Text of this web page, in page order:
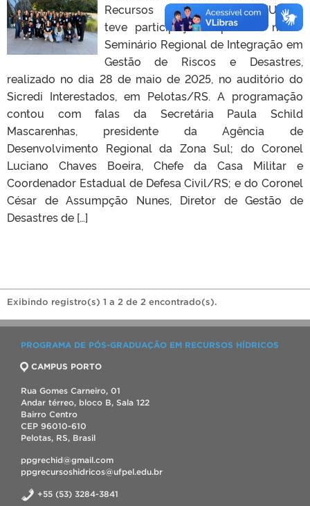
Recursos Hídricos (PPGRH/UFPel)
teve participação expressiva no 1º
Seminário Regional de Integração em
Gestão de Riscos e Desastres,
realizado no dia 28 de maio de 2025, no auditório do
Sicredi Interestados, em Pelotas/RS. A programação
contou com falas da Secretária Paula Schild
Mascarenhas, presidente da Agência de
Desenvolvimento Regional da Zona Sul; do Coronel
Luciano Chaves Boeira, Chefe da Casa Militar e
Coordenador Estadual de Defesa Civil/RS; e do Coronel
César de Assumpção Nunes, Diretor de Gestão de
Desastres de […]
Exibindo registro(s) 1 a 2 de 2 encontrado(s).
PROGRAMA DE PÓS-GRADUAÇÃO EM RECURSOS HÍDRICOS
CAMPUS PORTO
Rua Gomes Carneiro, 01
Andar térreo, bloco B, Sala 122
Bairro Centro
CEP 96010-610
Pelotas, RS, Brasil
ppgrechid@gmail.com
ppgrecursoshidricos@ufpel.edu.br
+55 (53) 3284-3841